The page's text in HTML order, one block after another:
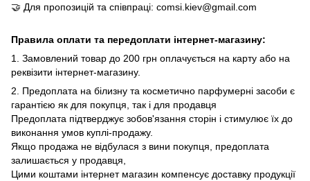
🤝 Для пропозицій та співпраці: comsi.kiev@gmail.com
Правила оплати та передоплати інтернет-магазину:
1. Замовлений товар до 200 грн оплачується на карту або на
реквізити інтернет-магазину.
2. Предоплата на білизну та косметично парфумерні засоби є
гарантією як для покупця, так і для продавця
Предоплата підтверджує зобов'язання сторін і стимулює їх до
виконання умов куплі-продажу.
Якщо продажа не відбулася з вини покупця, предоплата
залишається у продавця,
Цими коштами інтернет магазин компенсує доставку продукції